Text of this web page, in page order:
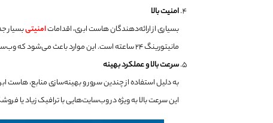
امنیت بالا
بسیاری از ارائه‌دهندگان هاست ابری، اقداماتامنیتیبسیار
مانیتورینگ 24 ساعته است. این موارد باعث می‌شود که وب‌سایت‌ها در مقابل حملات سایبری و تهدیدات اینترنتی محافظت شوند.
سرعت بالا و عملکرد بهینه
به دلیل استفاده از چندین سرور و بهینه‌سازی منابع،
این سرعت بالا به ویژه در وب‌سایت‌هایی با ترافیک زیاد یا